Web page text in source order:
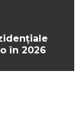
în 2026